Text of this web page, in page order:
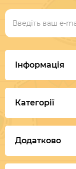
Інформація
Категорії
Додатково